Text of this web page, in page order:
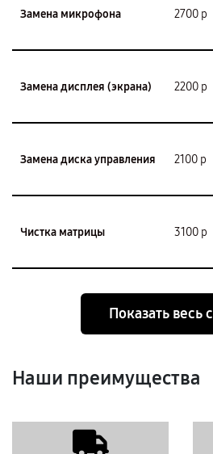
Замена микрофона 2700 р
Замена дисплея (экрана) 2200 р
Замена диска управления 2100 р
Чистка матрицы 3100 р
Показать весь
Наши преимущества